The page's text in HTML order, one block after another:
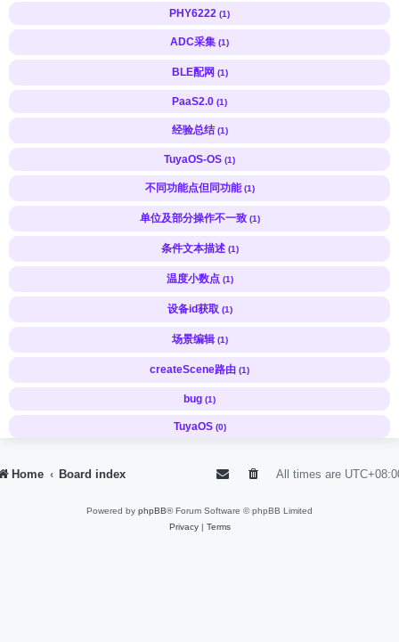
PHY6222 (1)
ADC采集 (1)
BLE配网 (1)
PaaS2.0 (1)
经验总结 (1)
TuyaOS-OS (1)
不同功能点但同功能 (1)
单位及部分操作不一致 (1)
条件文本描述 (1)
温度小数点 (1)
设备id获取 (1)
场景编辑 (1)
createScene路由 (1)
bug (1)
TuyaOS (0)
Home Board index All times are
Powered by phpBB® Forum Software © phpBB Limited
Privacy| Terms